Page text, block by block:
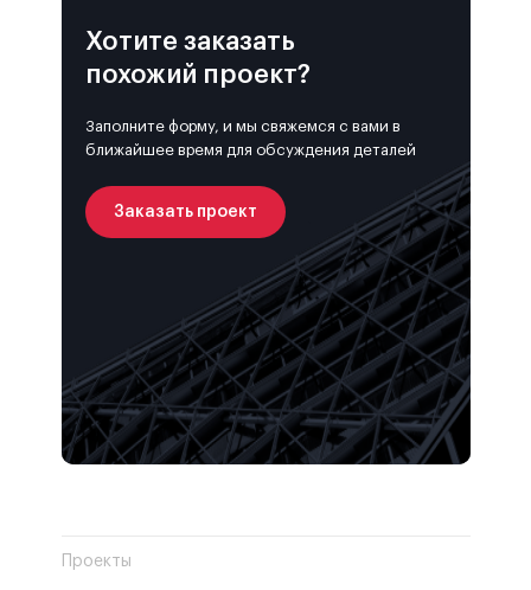
Хотите заказать
похожий проект?
Заполните форму, и мы свяжемся с вами в
ближайшее время для обсуждения деталей
Заказать проект
Проекты